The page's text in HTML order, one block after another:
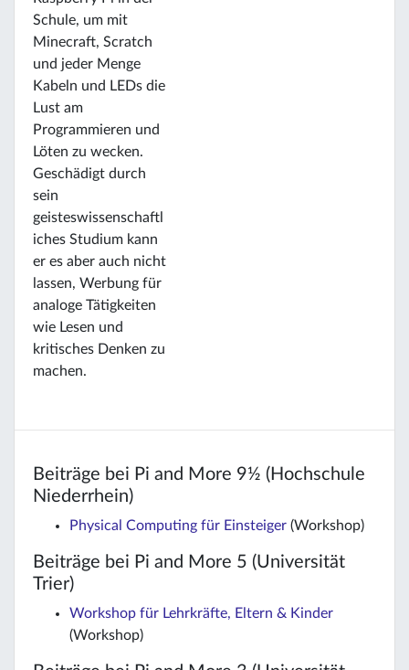
Schule, um mit
Minecraft, Scratch
und jeder Menge
Kabeln und LEDs die
Lust am
Programmieren und
Löten zu wecken.
Geschädigt durch
sein
geisteswissenschaftl
iches Studium kann
er es aber auch nicht
lassen, Werbung für
analoge Tätigkeiten
wie Lesen und
kritisches Denken zu
machen.
Beiträge bei Pi and More 9½ (Hochschule
Niederrhein)
Physical Computing für Einsteiger (Workshop)
Beiträge bei Pi and More 5 (Universität
Trier)
Workshop für Lehrkräfte, Eltern & Kinder
(Workshop)